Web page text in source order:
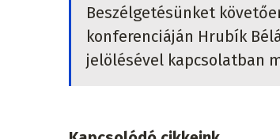
Beszélgetésünket
konferenciáján Hrubík
jelölésével kapcsolatban